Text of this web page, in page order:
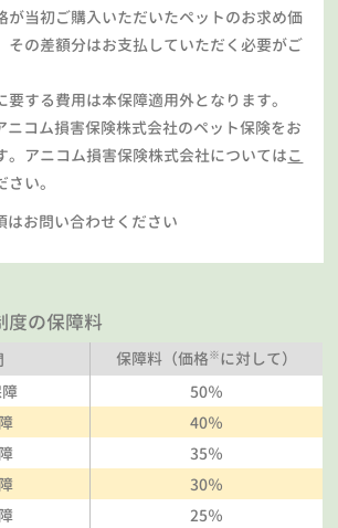
が当初ご購入いただいたペットのお求め価
その差額分はお支払していただく必要がご
要する費用は本保障適用外となります。
ニコム損害保険株式会社のペット保険をお
。アニコム損害保険株式会社についてはこ
い。
お問い合わせください
度の保障料
保障料（価格※に対して）
50％
40％
35％
30％
25％